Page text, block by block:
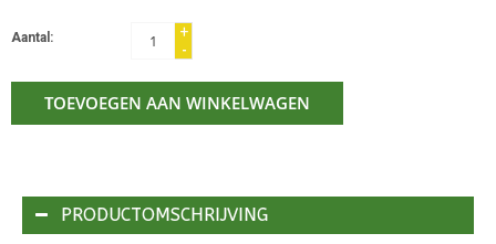
Aantal:
+
-
TOEVOEGEN AAN WINKELWAGEN
PRODUCTOMSCHRIJVING